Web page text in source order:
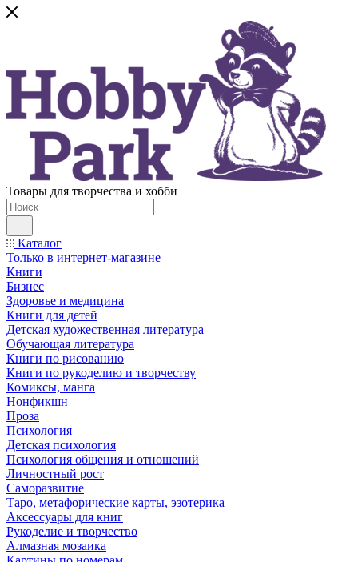
Товары для творчества и хобби
Каталог
Только в интернет-магазине
Книги
Бизнес
Здоровье и медицина
Книги для детей
Детская художественная литература
Обучающая литература
Книги по рисованию
Книги по рукоделию и творчеству
Комиксы, манга
Нонфикшн
Проза
Психология
Детская психология
Психология общения и отношений
Личностный рост
Саморазвитие
Таро, метафорические карты, эзотерика
Аксессуары для книг
Рукоделие и творчество
Алмазная мозаика